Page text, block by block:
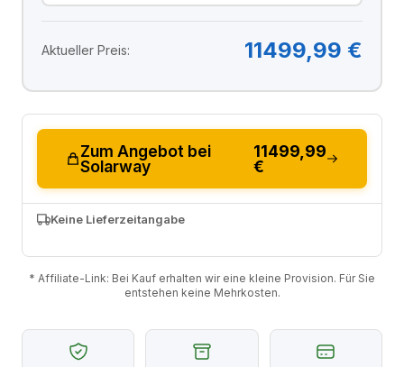
Aktueller Preis: 11499,99 €
Zum Angebot bei
Solarway
11499,99
€
Keine Lieferzeitangabe
* Affiliate-Link: Bei Kauf erhalten wir eine kleine Provision. Für Sie
entstehen keine Mehrkosten.